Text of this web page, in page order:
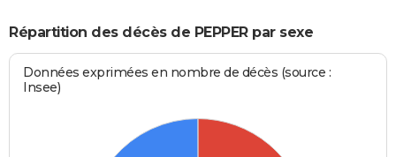
Répartition des décès de PEPPER par sexe
Données exprimées en nombre de décès (source :
Insee)